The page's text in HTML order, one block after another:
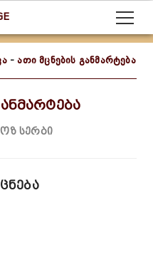
-ათი მცნების განმარტება
სერბი